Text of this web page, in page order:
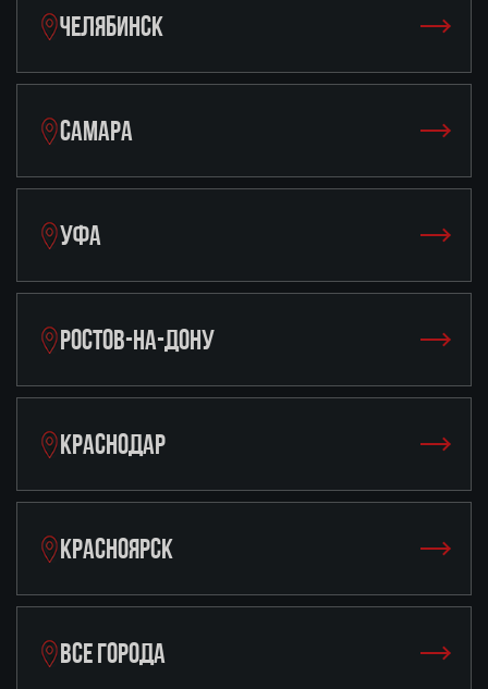
ЧЕЛЯБИНСК
САМАРА
УФА
РОСТОВ-НА-ДОНУ
КРАСНОДАР
КРАСНОЯРСК
ВСЕ ГОРОДА